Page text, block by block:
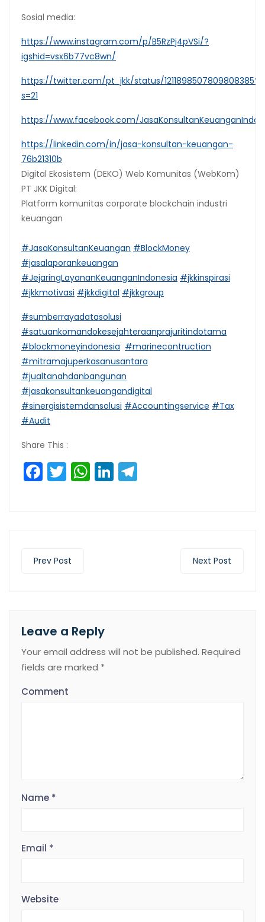
Sosial media:
https://www.instagram.com/p/B5RzPj4pVSi/?
igshid=vsx6b77vc8wn/
https://twitter.com/pt_jkk/status/1211898507809808385?
s=21
https://www.facebook.com/
https://linkedin.com/in/jasa-konsultan-keuangan-
76b21310b
Digital Ekosistem (DEKO) Web Komunitas (WebKom)
PT JKK Digital:
Platform komunitas corporate blockchain industri
keuangan
#JasaKonsultanKeuangan #BlockMoney
#jasalaporankeuangan
#JejaringLayananKeuanganIndonesia #jkkinspirasi
#jkkmotivasi #jkkdigital #jkkgroup
#sumberrayadatasolusi
#satuankomandokesejahteraanprajuritindotama
#blockmoneyindonesia #marinecontruction
#mitramajuperkasanusantara
#jualtanahdanbangunan
#jasakonsultankeuangandigital
#sinergisistemdansolusi #Accountingservice #Tax
#Audit
Share This :
Facebook
Twitter
WhatsApp
LinkedIn
Prev Post Next Post
Leave a Reply
Your email address will not be published. Required
fields are marked *
Comment
Name *
Email *
Website